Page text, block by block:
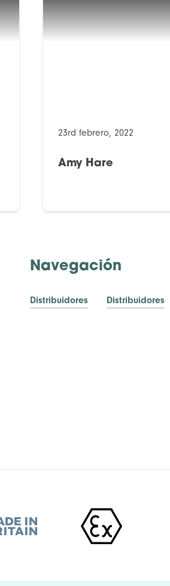
23rd febrero, 2022
Amy Hare
Navegación
Distribuidores Distribuidores